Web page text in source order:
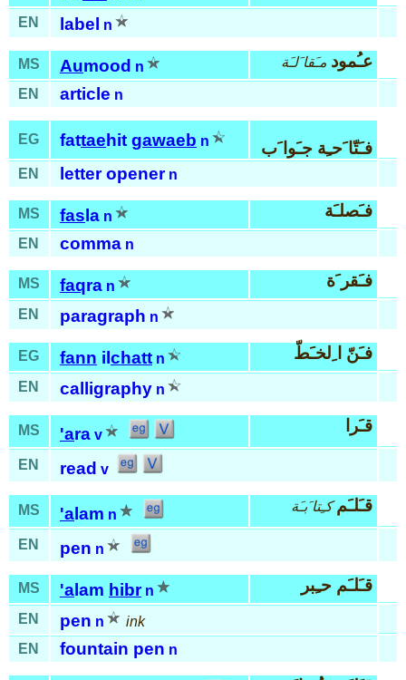
EN label n
MS Aumood n عـُمود مـَقا َلـَة
EN article n
EG fattaehit gawaeb n فـَتّا َحـِة جـَوا َب
EN letter opener n
MS fas la n فـَصلـَة
EN comma n
MS faqra n فـَقر َة
EN paragraph n
EG fann il chatt n فـَنّ ا ِلخـَطّ
EN calligraphy n
MS 'ara v قـَرا
EN read v
MS 'a lam n قـَلـَم كـِتا َبـَة
EN pen n
MS 'a lam hibr n قـَلـَم حـِبر
EN pen n
ink
EN
fountain pen n